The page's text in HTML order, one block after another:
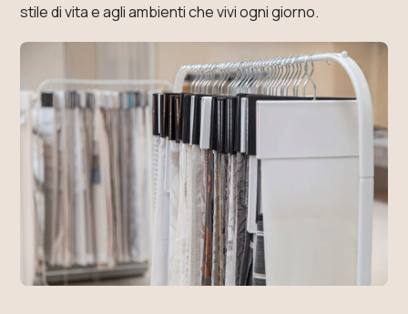
stile di vita e agli ambienti che vivi ogni giorno.